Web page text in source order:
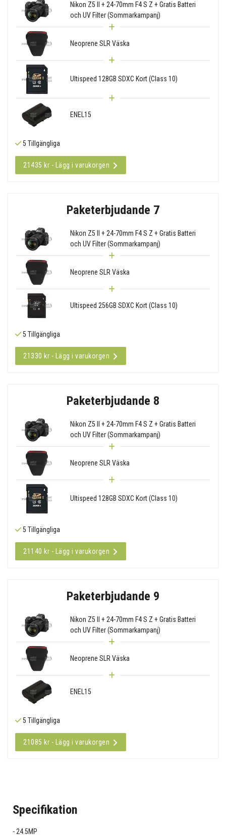
Nikon Z5 II + 24-70mm F4 S Z + Gratis Batteri
och UV Filter (Sommarkampanj)
Neoprene SLR Väska
Ultispeed 128GB SDXC Kort (Class 10)
ENEL15
5 Tillgängliga
21435 kr - Lägg i varukorgen
Paketerbjudande 7
Nikon Z5 II + 24-70mm F4 S Z + Gratis Batteri
och UV Filter (Sommarkampanj)
Neoprene SLR Väska
Ultispeed 256GB SDXC Kort (Class 10)
5 Tillgängliga
21330 kr - Lägg i varukorgen
Paketerbjudande 8
Nikon Z5 II + 24-70mm F4 S Z + Gratis Batteri
och UV Filter (Sommarkampanj)
Neoprene SLR Väska
Ultispeed 128GB SDXC Kort (Class 10)
5 Tillgängliga
21140 kr - Lägg i varukorgen
Paketerbjudande 9
Nikon Z5 II + 24-70mm F4 S Z + Gratis Batteri
och UV Filter (Sommarkampanj)
Neoprene SLR Väska
ENEL15
5 Tillgängliga
21085 kr - Lägg i varukorgen
Specifikation
24.5MP